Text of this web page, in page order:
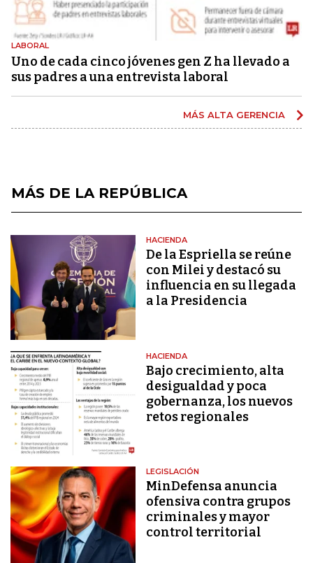
LABORAL
Uno de cada cinco jóvenes gen Z ha llevado a
sus padres a una entrevista laboral
MÁS ALTA GERENCIA
MÁS DE LA REPÚBLICA
HACIENDA
De la Espriella se reúne
con Milei y destacó su
influencia en su llegada
a la Presidencia
HACIENDA
Bajo crecimiento, alta
desigualdad y poca
gobernanza, los nuevos
retos regionales
LEGISLACIÓN
MinDefensa anuncia
ofensiva contra grupos
criminales y mayor
control territorial